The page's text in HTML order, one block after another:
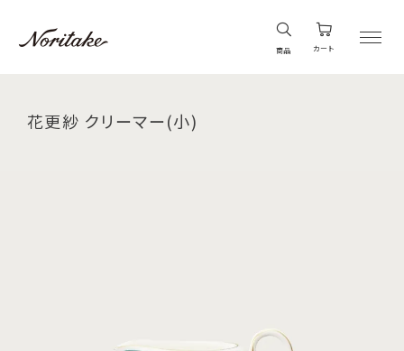
商品 カート
花更紗 クリーマー(小)